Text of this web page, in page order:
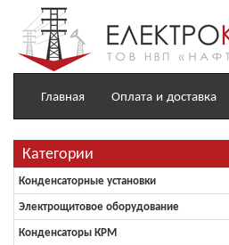
Главная Оплата и доставка
Категории
Конденсаторные установки
Электрощитовое оборудование
Конденсаторы КРМ